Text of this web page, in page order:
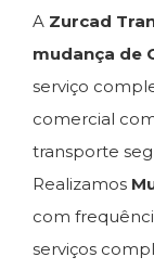
A Zurcad
mudança de
serviço
comercial
transporte
Realizamos
com
serviços